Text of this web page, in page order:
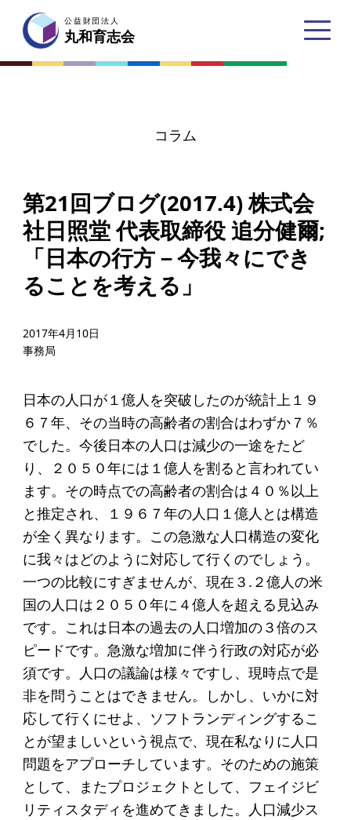
公益財団法人
丸和育志会
丸和育志会とは
理事長あいさつ
丸和育志会の目指す未来
学生のみなさんへ
起業家のみなさんへ
起業を考えている
応援したいみなさんへ
財団概要
理念
沿革
組織
事業内容
年間スケジュール
定款
個人情報保護方針
アクセス
給付型奨学金
事業方針
公益財団法人
丸和育志会
コラム
第21回ブログ(2017.4) 株式会
社日照堂 代表取締役 追分健爾;
「日本の行方－今我々にでき
ることを考える」
2017年4月10日
事務局
日本の人口が１億人を突破したのが統計上１９
６７年、その当時の高齢者の割合はわずか７％
でした。今後日本の人口は減少の一途をたど
り、２０５０年には１億人を割ると言われてい
ます。その時点での高齢者の割合は４０％以上
と推定され、１９６７年の人口１億人とは構造
が全く異なります。この急激な人口構造の変化
に我々はどのように対応して行くのでしょう。
一つの比較にすぎませんが、現在３.２億人の米
国の人口は２０５０年に４億人を超える見込み
です。これは日本の過去の人口増加の３倍のス
ピードです。急激な増加に伴う行政の対応が必
須です。人口の議論は様々ですし、現時点で是
非を問うことはできません。しかし、いかに対
応して行くにせよ、ソフトランディングするこ
とが望ましいという視点で、現在私なりに人口
問題をアプローチしています。そのための施策
として、またプロジェクトとして、フェイジビ
リティスタディを進めてきました。人口減少ス